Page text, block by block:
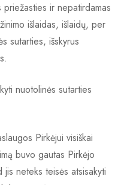
ir nepatirdamas
išlaidas, išlaidų, per
sutarties, išskyrus
nuotolinės sutarties
Pirkėjui visiškai
buvo gautas Pirkėjo
jis neteks teisės atsisakyti